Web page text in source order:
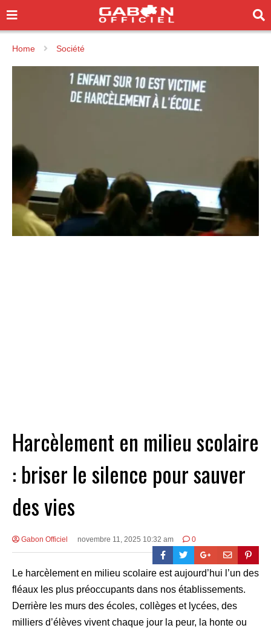
Home Société
Harcèlement en milieu scolaire
: briser le silence pour sauver
des vies
Gabon Officiel novembre 11, 2025 10:32 am 0
Le harcèlement en milieu scolaire est aujourd’hui l’un des
fléaux les plus préoccupants dans nos établissements.
Derrière les murs des écoles, collèges et lycées, des
milliers d’élèves vivent chaque jour la peur, la honte ou